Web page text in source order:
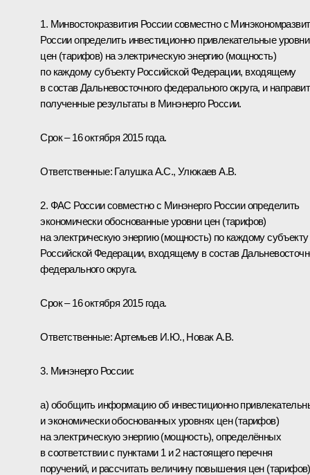
1. Минвостокразвития России совместно с
России определить инвестиционно привлекательные уровни
цен (тарифов) на электрическую энергию (мощность)
по каждому субъекту Российской Федерации, входящему
в состав Дальневосточного федерального округа, и
полученные результаты в Минэнерго России.
Срок – 16 октября 2015 года.
Ответственные: Галушка А.С., Улюкаев А.В.
2. ФАС России совместно с Минэнерго России определить
экономически обоснованные уровни цен (тарифов)
на электрическую энергию (мощность) по каждому субъекту
Российской Федерации, входящему в состав
федерального округа.
Срок – 16 октября 2015 года.
Ответственные: Артемьев И.Ю., Новак А.В.
3. Минэнерго России:
а) обобщить информацию об инвестиционно
и экономически обоснованных уровнях цен (тарифов)
на электрическую энергию (мощность), определённых
в соответствии с пунктами 1 и 2 настоящего перечня
поручений, и рассчитать величину повышения цен (тарифов)